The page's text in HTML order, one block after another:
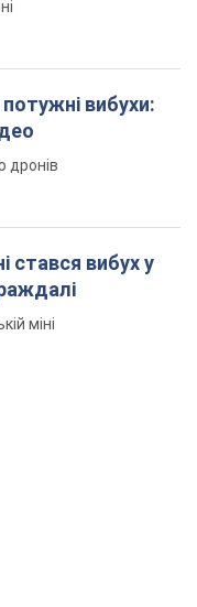
вибухи:
дронів
стався вибух у
міні